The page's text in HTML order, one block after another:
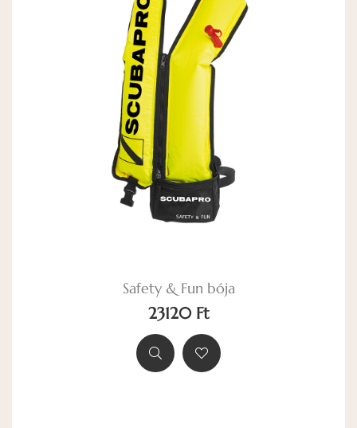
Safety & Fun bója
23120 Ft